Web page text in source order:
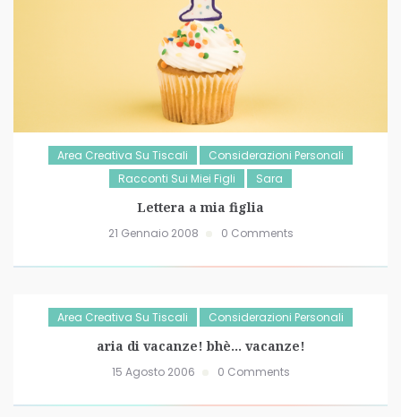
Area Creativa Su Tiscali
Considerazioni Personali
Racconti Sui Miei Figli
Sara
Lettera a mia figlia
21 Gennaio 2008 0 Comments
Area Creativa Su Tiscali Considerazioni Personali
aria di vacanze! bhè… vacanze!
15 Agosto 2006 0 Comments